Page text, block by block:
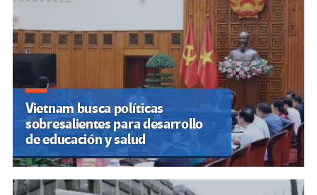
Vietnam busca políticas
sobresalientes para desarrollo
de educación y salud